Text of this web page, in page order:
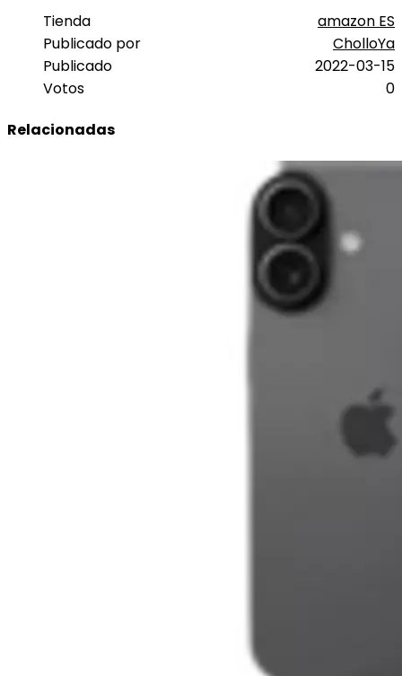
Tienda
amazon ES
Publicado por
CholloYa
Publicado
2022-03-15
Votos
0
Relacionadas